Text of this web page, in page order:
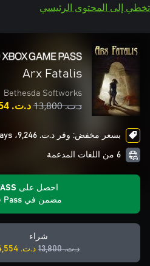
تخطي إلى المحتوى الرئيسي
Arx Fatalis
Bethesda Softworks
د.ت.‏ 13,800 د.ت.‏ 4,554
بسعر مخفض: وفر د.ت.‏ 9,246، ends in 7 days
6 من اللغات المدعمة
احصل على GAME PASS
مضمن في PC Game Pass
شراء
د.ت.‏ 13,800
د.ت.‏ 4,554